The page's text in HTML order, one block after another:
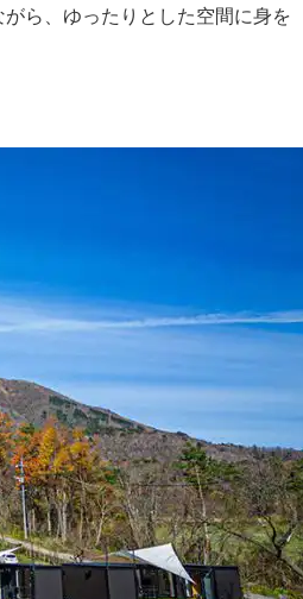
ら、ゆったりとした空間に身を